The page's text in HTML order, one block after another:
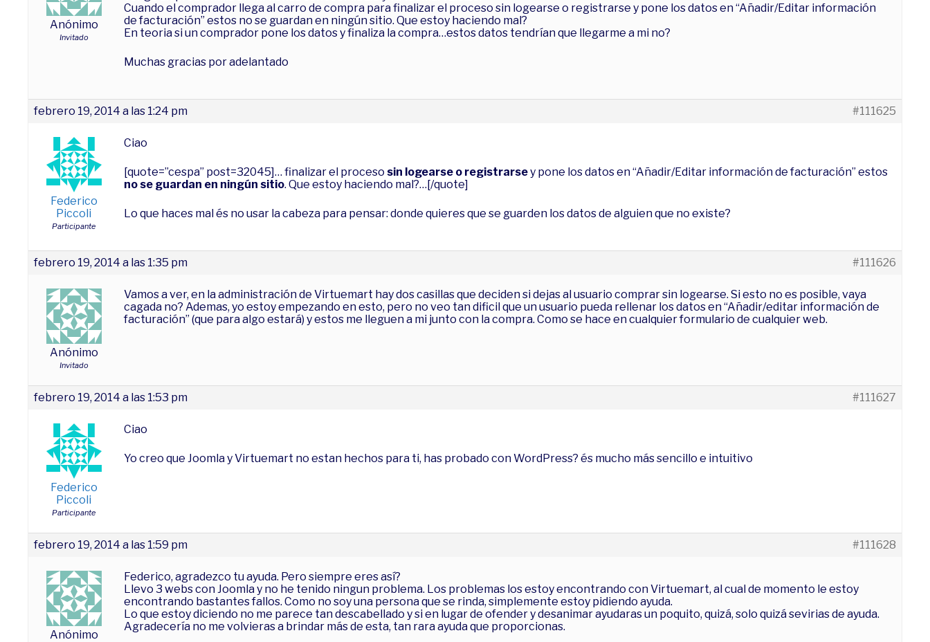
Anónimo
Invitado
Cuando el comprador llega al carro de compra para finalizar el proceso sin logearse o registrarse y pone los datos en “Añadir/Editar información
de facturación” estos no se guardan en ningún sitio. Que estoy haciendo mal?
En teoria si un comprador pone los datos y finaliza la compra…estos datos tendrían que llegarme a mi no?
Muchas gracias por adelantado
febrero 19, 2014 a las 1:24 pm #111625
Federico
Piccoli
Participante
Ciao
[quote=”cespa” post=32045]… finalizar el proceso sin logearse o registrarsey pone los datos en “Añadir/Editar información de facturación” estos
no se guardan en ningún sitio. Que estoy haciendo mal?…[/quote]
Lo que haces mal és no usar la cabeza para pensar: donde quieres que se guarden los datos de alguien que no existe?
febrero 19, 2014 a las 1:35 pm #111626
Anónimo
Invitado
Vamos a ver, en la administración de Virtuemart hay dos casillas que deciden si dejas al usuario comprar sin logearse. Si esto no es posible, vaya
cagada no? Ademas, yo estoy empezando en esto, pero no veo tan dificil que un usuario pueda rellenar los datos en “Añadir/editar información de
facturación” (que para algo estará) y estos me lleguen a mi junto con la compra. Como se hace en cualquier formulario de cualquier web.
febrero 19, 2014 a las 1:53 pm #111627
Federico
Piccoli
Participante
Ciao
Yo creo que Joomla y Virtuemart no estan hechos para ti, has probado con WordPress? és mucho más sencillo e intuitivo
febrero 19, 2014 a las 1:59 pm #111628
Anónimo
Federico, agradezco tu ayuda. Pero siempre eres así?
Llevo 3 webs con Joomla y no he tenido ningun problema. Los problemas los estoy encontrando con Virtuemart, al cual de momento le estoy
encontrando bastantes fallos. Como no soy una persona que se rinda, simplemente estoy pidiendo ayuda.
Lo que estoy diciendo no me parece tan descabellado y si en lugar de ofender y desanimar ayudaras un poquito, quizá, solo quizá sevirias de ayuda.
Agradecería no me volvieras a brindar más de esta, tan rara ayuda que proporcionas.